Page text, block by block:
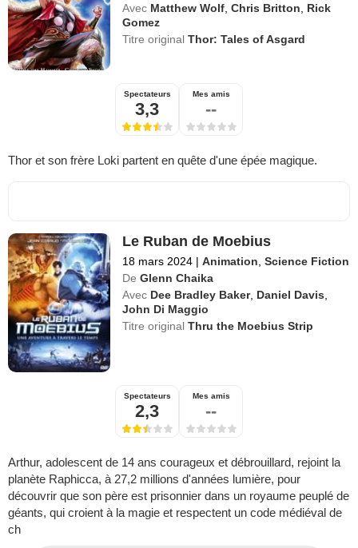
Avec Matthew Wolf ,Chris Britton
Rick
Gomez
Titre originalThor: Tales of Asgard
Spectateurs
3,3
Mes amis
--
Thor et son frère Loki partent en quête d'une épée magique.
Le Ruban de Moebius
18 mars 2024 | Animation,Science Fiction
De Glenn Chaika
Avec Dee Bradley Baker, Daniel Davis,
John Di Maggio
Titre originalThru the Moebius Strip
Spectateurs
2,3
Mes amis
--
Arthur, adolescent de 14 ans courageux et débrouillard, rejoint la
planète Raphicca, à 27,2 millions d'années lumière, pour
découvrir que son père est prisonnier dans un royaume peuplé de
géants, qui croient à la magie et respectent un code médiéval de
ch